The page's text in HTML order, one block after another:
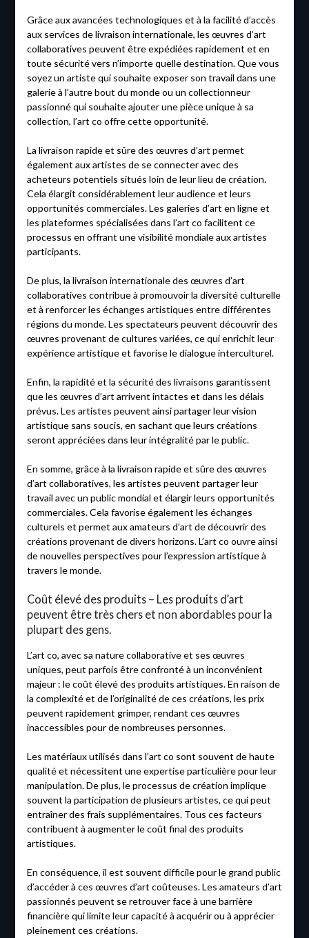
Grâce aux avancées technologiques et à la facilité d’accès
aux services de livraison internationale, les œuvres d’art
collaboratives peuvent être expédiées rapidement et en
toute sécurité vers n’importe quelle destination. Que vous
soyez un artiste qui souhaite exposer son travail dans une
galerie à l’autre bout du monde ou un collectionneur
passionné qui souhaite ajouter une pièce unique à sa
collection, l’art co offre cette opportunité.
La livraison rapide et sûre des œuvres d’art permet
également aux artistes de se connecter avec des
acheteurs potentiels situés loin de leur lieu de création.
Cela élargit considérablement leur audience et leurs
opportunités commerciales. Les galeries d’art en ligne et
les plateformes spécialisées dans l’art co facilitent ce
processus en offrant une visibilité mondiale aux artistes
participants.
De plus, la livraison internationale des œuvres d’art
collaboratives contribue à promouvoir la diversité culturelle
et à renforcer les échanges artistiques entre différentes
régions du monde. Les spectateurs peuvent découvrir des
œuvres provenant de cultures variées, ce qui enrichit leur
expérience artistique et favorise le dialogue interculturel.
Enfin, la rapidité et la sécurité des livraisons garantissent
que les œuvres d’art arrivent intactes et dans les délais
prévus. Les artistes peuvent ainsi partager leur vision
artistique sans soucis, en sachant que leurs créations
seront appréciées dans leur intégralité par le public.
En somme, grâce à la livraison rapide et sûre des œuvres
d’art collaboratives, les artistes peuvent partager leur
travail avec un public mondial et élargir leurs opportunités
commerciales. Cela favorise également les échanges
culturels et permet aux amateurs d’art de découvrir des
créations provenant de divers horizons. L’art co ouvre ainsi
de nouvelles perspectives pour l’expression artistique à
travers le monde.
Coût élevé des produits – Les produits d’art
peuvent être très chers et non abordables pour la
plupart des gens.
L’art co, avec sa nature collaborative et ses œuvres
uniques, peut parfois être confronté à un inconvénient
majeur : le coût élevé des produits artistiques. En raison de
la complexité et de l’originalité de ces créations, les prix
peuvent rapidement grimper, rendant ces œuvres
inaccessibles pour de nombreuses personnes.
Les matériaux utilisés dans l’art co sont souvent de haute
qualité et nécessitent une expertise particulière pour leur
manipulation. De plus, le processus de création implique
souvent la participation de plusieurs artistes, ce qui peut
entraîner des frais supplémentaires. Tous ces facteurs
contribuent à augmenter le coût final des produits
artistiques.
En conséquence, il est souvent difficile pour le grand public
d’accéder à ces œuvres d’art coûteuses. Les amateurs d’art
passionnés peuvent se retrouver face à une barrière
financière qui limite leur capacité à acquérir ou à apprécier
pleinement ces créations.